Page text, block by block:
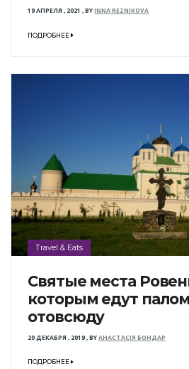
19 АПРЕЛЯ , 2021 ,BYINNA REZNIKOVA
ПОДРОБНЕЕ
Travel & Eats
Святые места
которым едут
отовсюду
20 ДЕКАБРЯ , 2019,BYАНАСТАСІЯ БОНДАР
ПОДРОБНЕЕ